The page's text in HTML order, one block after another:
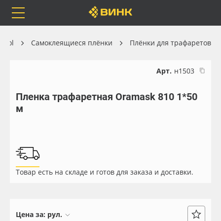
Каталог
Бренды
Доставка
Весь каталог
Самоклеящиеся плёнки
Листовые материалы
Самоклеящиеся плёнки Плёнки для трафаретов
Арт. н1503
Пленка трафаретная Oramask 810 1*50
м
Товар есть на складе и готов для заказа и доставки.
Цена за: рул.